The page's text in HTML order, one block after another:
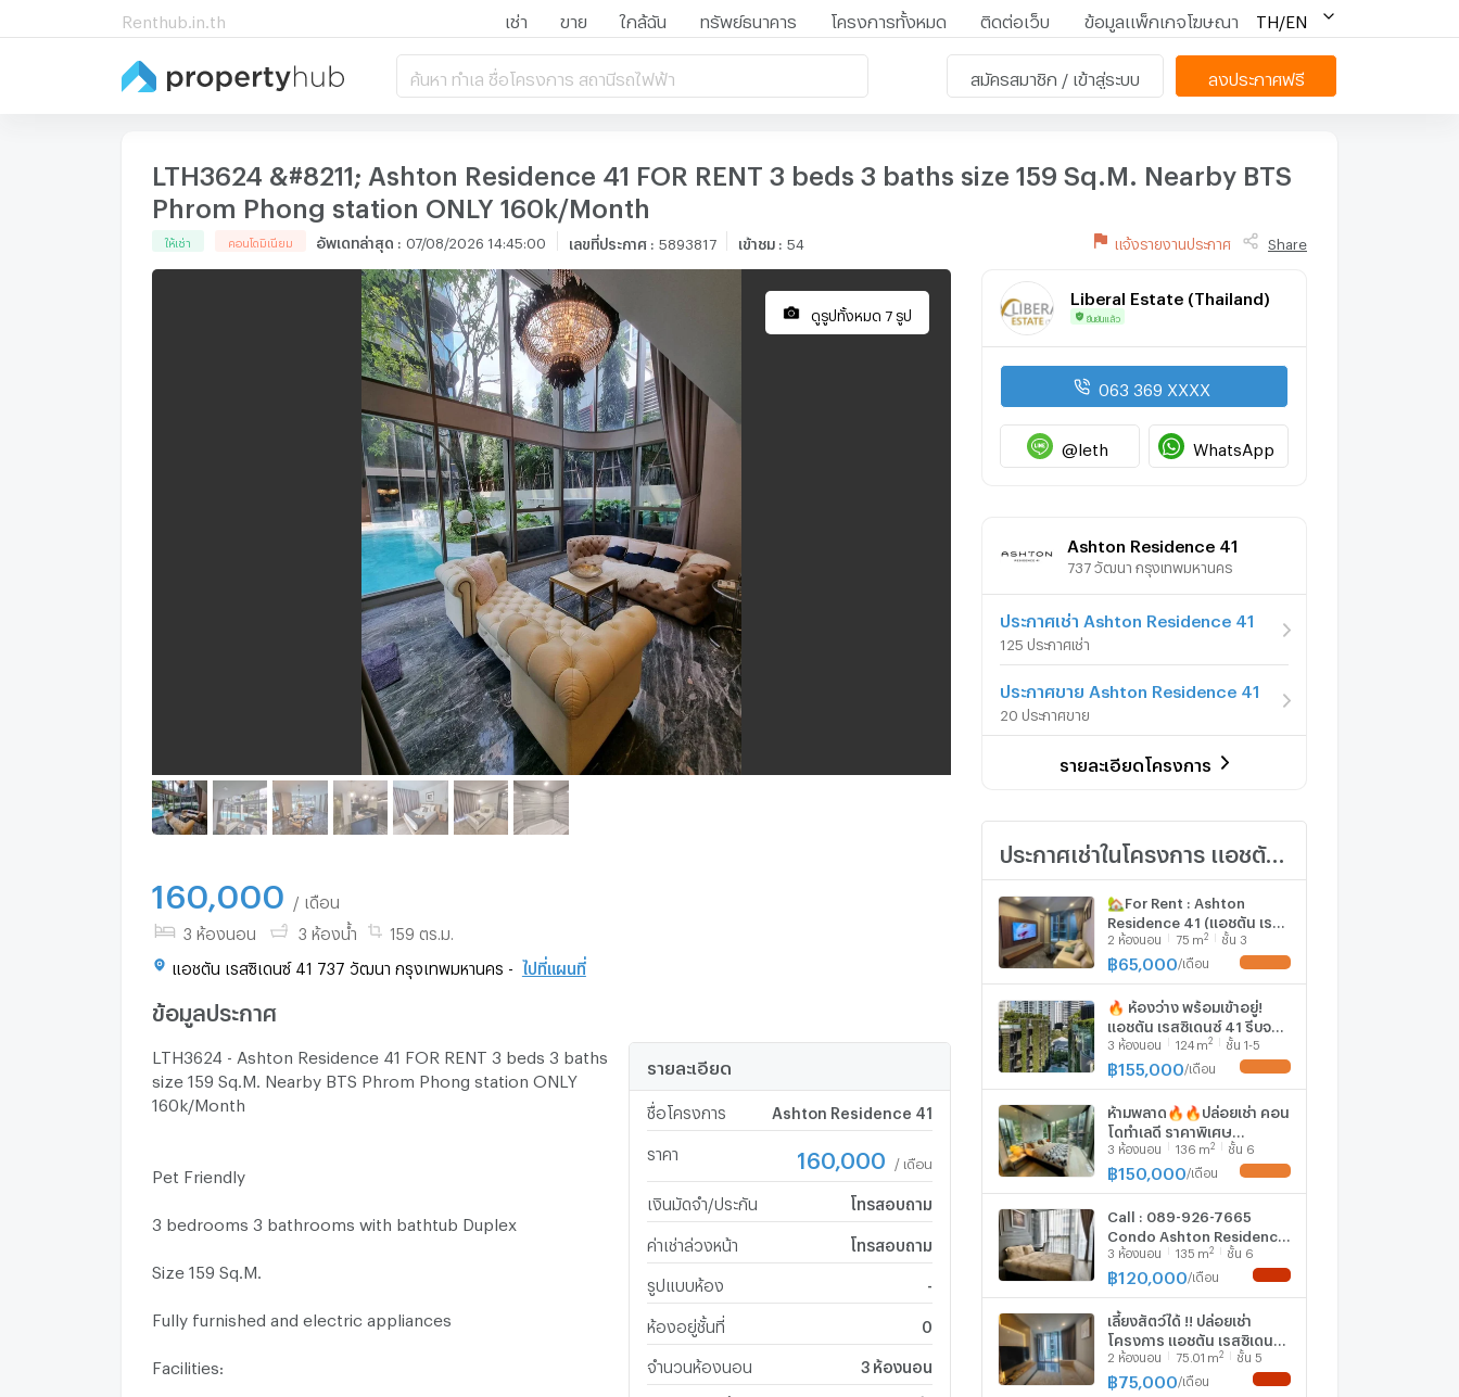
Renthub.in.th เช่า ขาย ใกล้ฉัน ทรัพย์ธนาคาร โครงการทั้งหมด ติดต่อเว็บ ข้อมูลแพ็กเกจโฆษณา TH/EN
ค้นหา ทำเล ชื่อโครงการ สถานีรถไฟฟ้า สมัครสมาชิก / เข้าสู่ระบบ ลงประกาศฟรี
LTH3624 &#8211; Ashton Residence 41 FOR RENT 3 beds 3 baths size 159 Sq.M. Nearby BTS
Phrom Phong station ONLY 160k/Month
ให้เช่า คอนโดมิเนียม อัพเดทล่าสุด : 07/08/2026 14:45:00 เลขที่ประกาศ: 5893817 เข้าชม: 54 แจ้งรายงานประกาศ Share
ดูรูปทั้งหมด 7 รูป
160,000 / เดือน
3 ห้องนอน 3 ห้องน้ำ 159 ตร.ม.
แอชตัน เรสซิเดนซ์ 41 737 วัฒนา กรุงเทพมหานคร - ไปที่แผนที่
ข้อมูลประกาศ
LTH3624 - Ashton Residence 41 FOR RENT 3 beds 3 baths
size 159 Sq.M. Nearby BTS Phrom Phong station ONLY
160k/Month
Pet Friendly
3 bedrooms 3 bathrooms with bathtub Duplex
Size 159 Sq.M.
Fully furnished and electric appliances
Facilities:
รายละเอียด
ชื่อโครงการ Ashton Residence 41
ราคา 160,000 / เดือน
เงินมัดจำ/ประกัน โทรสอบถาม
ค่าเช่าล่วงหน้า โทรสอบถาม
รูปแบบห้อง
ห้องอยู่ชั้นที่ 0
จำนวนห้องนอน 3 ห้องนอน
Liberal Estate (Thailand)
ยืนยันแล้ว
063 369 XXXX
@leth WhatsApp
Ashton Residence 41
737 วัฒนา กรุงเทพมหานคร
ประกาศเช่า Ashton Residence 41
125 ประกาศเช่า
ประกาศขาย Ashton Residence 41
20 ประกาศขาย
รายละเอียดโครงการ
ประกาศเช่าในโครงการ แอชตัน เรสซิเดนซ์ 41
🏡For Rent : Ashton
Residence 41 (แอชตัน เรสซิ
เดนซ์ 41) (ST-02) Pet-
Friendly: 🐶🐱
2 ห้องนอน 75 m2 ชั้น 3
฿65,000 /เดือน
🔥 ห้องว่าง พร้อมเข้าอยู่!
แอชตัน เรสซิเดนซ์ 41 รีบจอง
ก่อนหลุด 🔥MD-26030147
3 ห้องนอน 124 m2 ชั้น 1-5
฿155,000 /เดือน
ห้ามพลาด🔥🔥ปล่อยเช่า คอน
โดทำเลดี ราคาพิเศษ
โครงการ แอชตัน เรสซิเดนซ์
41 MD-25085338
3 ห้องนอน 136 m2 ชั้น 6
฿150,000 /เดือน
Call : 089-926-7665
Condo Ashton Residence
41 ใกล้ BTS พร้อมพงษ์ ห้อง
ใหญ่พิเศษ 135 ตารางเมตร 3
ชั้น6 ตกแต่งครบ
3 ห้องนอน 135 m2 ชั้น 6
฿120,000 /เดือน
เลี้ยงสัตว์ได้ !! ปล่อยเช่า
โครงการ แอชตัน เรสซิเดนส์
41 2 ห้องนอน ขนาดห้อง
75.01 ตร.ม. ชั้น 5 อาคาร เอ
2 ห้องนอน 75.01 m2 ชั้น 5
฿75,000 /เดือน